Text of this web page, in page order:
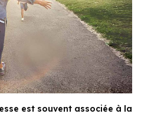
est souvent associée à la